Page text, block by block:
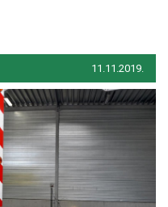
11.11.2019.